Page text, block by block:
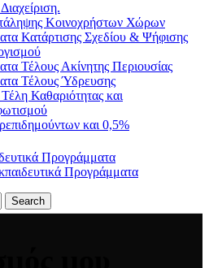
Κοινοχρήστων Χώρων
Κατάρτισης Σχεδίου & Ψήφισης
Τέλους Ακίνητης Περιουσίας
Τέλους Ύδρευσης
Καθαριότητας και
και 0,5%
Προγράμματα
Προγράμματα
Search